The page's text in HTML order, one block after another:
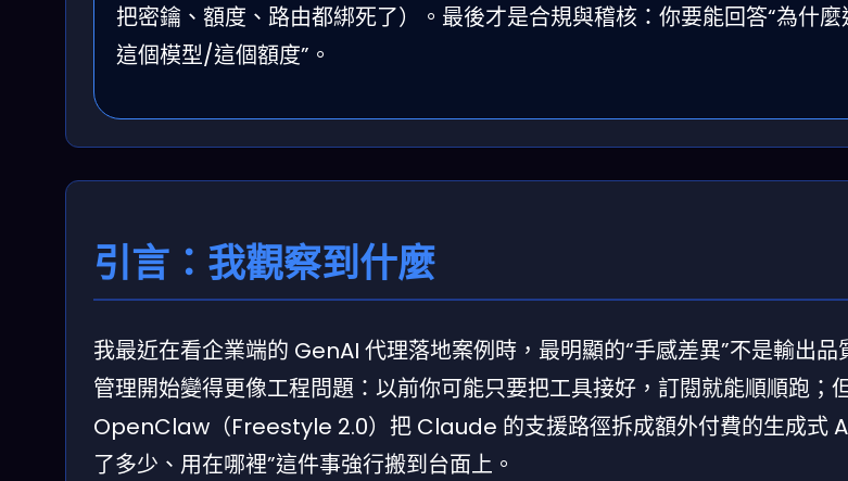
把密鑰、額度、路由都綁死了）。最後才是合規與稽核：你要能回答“為什
這個模型/這個額度”。
引言：我觀察到什麼
我最近在看企業端的 GenAI 代理落地案例時，最明顯的“手感差異”不是輸出
管理開始變得更像工程問題：以前你可能只要把工具接好，訂閱就能順順跑；
OpenClaw（Freestyle 2.0）把 Claude 的支援路徑拆成額外付費的生成式
了多少、用在哪裡”這件事強行搬到台面上。